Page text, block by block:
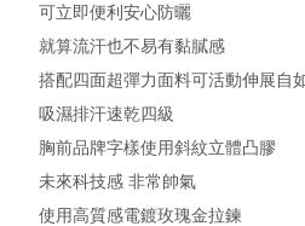
可立即便利安心防曬
就算流汗也不易有黏膩感
搭配四面超彈力面料可活動伸展自
吸濕排汗速乾四級
胸前品牌字樣使用斜紋立體凸膠
未來科技感 非常帥氣
使用高質感電鍍玫瑰金拉鍊